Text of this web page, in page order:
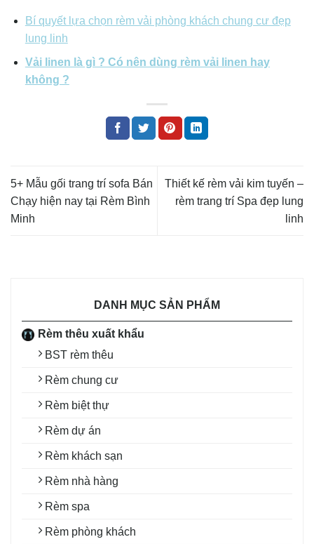
DANH MỤC SẢN PHẨM
Rèm thêu xuất khẩu
BST rèm thêu
Rèm chung cư
Rèm biệt thự
Rèm dự án
Rèm khách sạn
Rèm nhà hàng
Rèm spa
Rèm phòng khách
Bí quyết lựa chọn rèm vải phòng khách chung cư đẹp
lung linh
Vải linen là gì ? Có nên dùng rèm vải linen hay
không ?
5+ Mẫu gối trang trí sofa Bán
Chạy hiện nay tại Rèm Bình
Minh
Thiết kế rèm vải kim tuyến –
rèm trang trí Spa đẹp lung
linh